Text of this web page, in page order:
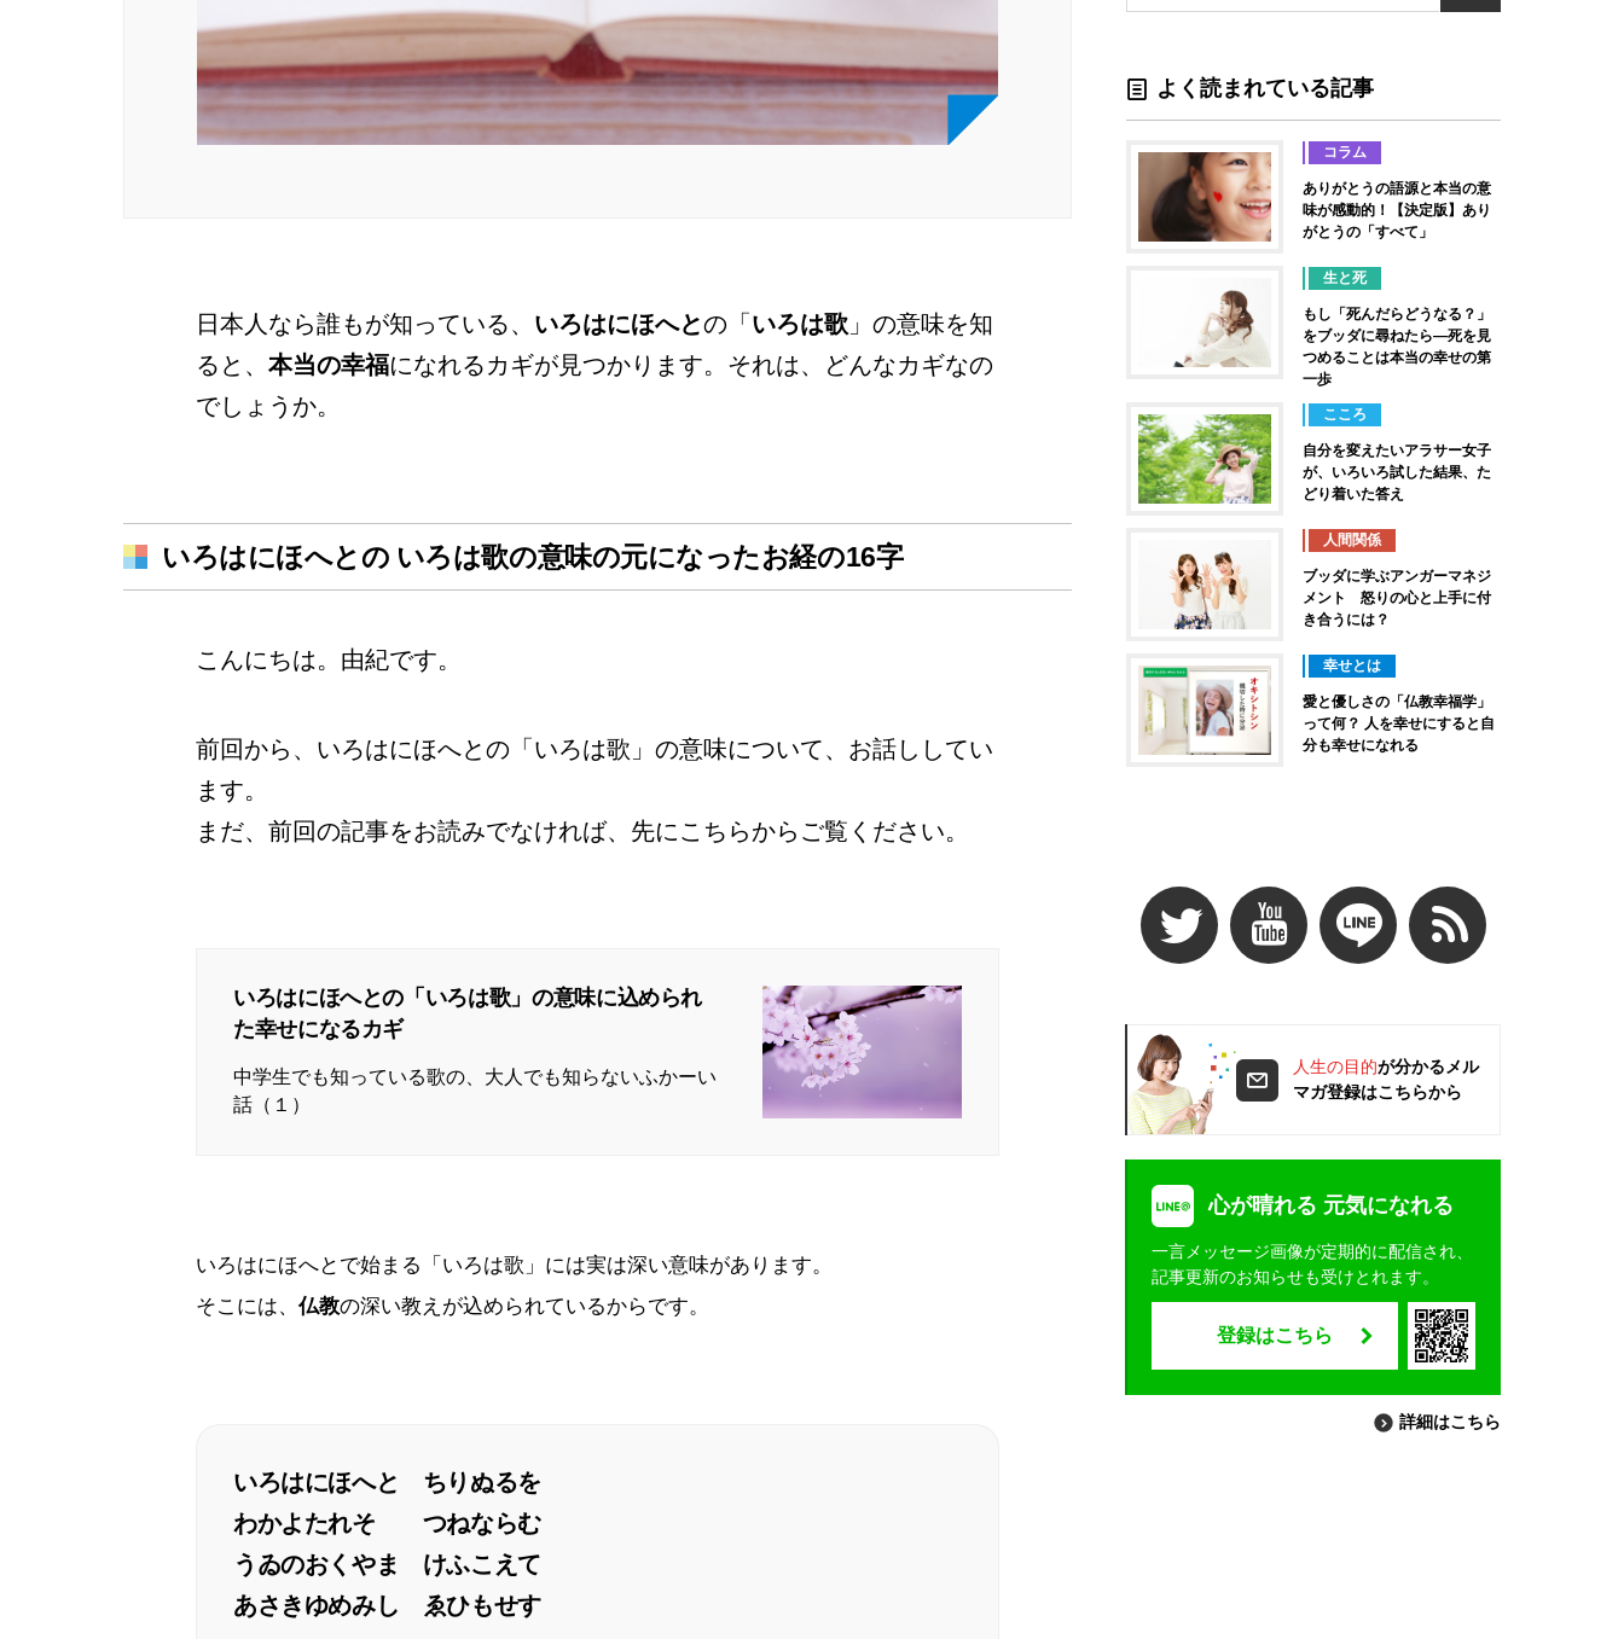
日本人なら誰もが知っている、 いろはにほへとの「 いろは歌 」の意味を知
ると、 本当の幸福になれるカギが見つかります。それは、どんなカギなの
でしょうか。
いろはにほへとの いろは歌の意味の元になったお経の16字
こんにちは。由紀です。
前回から、いろはにほへとの「いろは歌」の意味について、お話ししてい
ます。
まだ、前回の記事をお読みでなければ、先にこちらからご覧ください。
いろはにほへとの「いろは歌」の意味に込められ
た幸せになるカギ
中学生でも知っている歌の、大人でも知らないふかーい
話（１）
いろはにほへとで始まる「いろは歌」には実は深い意味があります。
そこには、 仏教の深い教えが込められているからです。
いろはにほへと ちりぬるを
わかよたれそ つねならむ
うゐのおくやま けふこえて
あさきゆめみし ゑひもせす
よく読まれている記事
コラム
ありがとうの語源と本当の意
味が感動的！【決定版】あり
がとうの「すべて」
生と死
もし「死んだらどうなる？」
をブッダに尋ねたら―死を見
つめることは本当の幸せの第
一歩
こころ
自分を変えたいアラサー女子
が、いろいろ試した結果、た
どり着いた答え
人間関係
ブッダに学ぶアンガーマネジ
メント 怒りの心と上手に付
き合うには？
幸せとは
愛と優しさの「仏教幸福学」
って何？ 人を幸せにすると自
分も幸せになれる
人生の目的が分かるメル
マガ登録はこちらから
心が晴れる 元気になれる
一言メッセージ画像が定期的に配信され、
記事更新のお知らせも受けとれます。
登録はこちら
詳細はこちら